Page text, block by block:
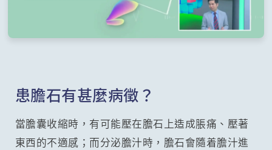
患膽石有甚麼病徵？
當膽囊收縮時，有可能壓在膽石上造成脹痛、壓著
東西的不適感；而分泌膽汁時，膽石會隨着膽汁進